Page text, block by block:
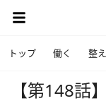
トップ 働く 整
【第148